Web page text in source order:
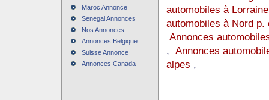
Maroc Annonce
Senegal Annonces
Nos Annonces
Annonces Belgique
Suisse Annonce
Annonces Canada
automobiles à Lorraine
automobiles à Nord p.
Annonces
, Annonces
alpes ,